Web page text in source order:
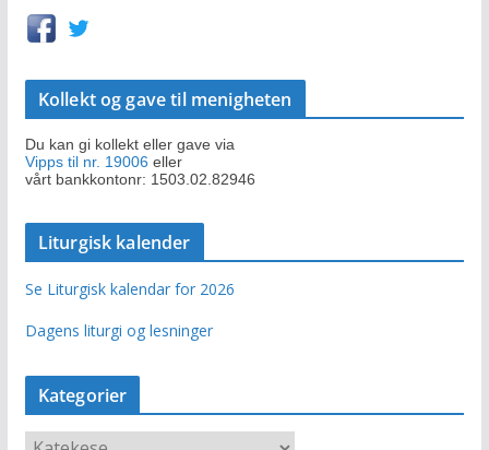
Kollekt og gave til menigheten
Du kan gi kollekt eller gave via
Vipps til nr. 19006 eller
vårt bankkontonr: 1503.02.82946
Liturgisk kalender
Se Liturgisk kalendar for 2026
Dagens liturgi og lesninger
Kategorier